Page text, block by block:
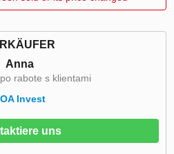
Anna
rabote s klientami
Invest
uns